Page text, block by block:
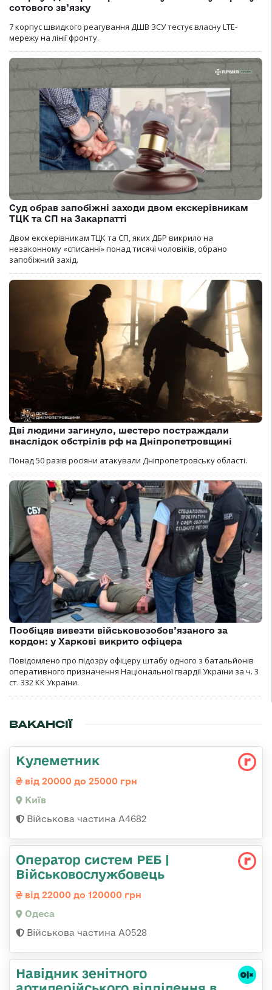
сотового зв’язку
7 корпус швидкого реагування ДШВ ЗСУ тестує власну LTE-
мережу на лінії фронту.
Суд обрав запобіжні заходи двом екскерівникам
ТЦК та СП на Закарпатті
Двом екскерівникам ТЦК та СП, яких ДБР викрило на
незаконному «списанні» понад тисячі чоловіків, обрано
запобіжний захід.
Дві людини загинуло, шестеро постраждали
внаслідок обстрілів рф на Дніпропетровщині
Понад 50 разів росіяни атакували Дніпропетровську області.
Пообіцяв вивезти військовозобов’язаного за
кордон: у Харкові викрито офіцера
Повідомлено про підозру офіцеру штабу одного з батальйонів
оперативного призначення Національної гвардії України за ч. 3
ст. 332 КК України.
ВАКАНСІЇ
Кулеметник
від 20000 до 25000 грн
Київ
Військова частина А4682
Оператор систем РЕБ |
Військовослужбовець
від 22000 до 120000 грн
Одеса
Військова частина А0528
Навідник зенітного